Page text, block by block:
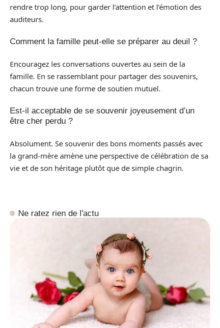
rendre trop long, pour garder l’attention et l’émotion des
auditeurs.
Comment la famille peut-elle se préparer au deuil ?
Encouragez les conversations ouvertes au sein de la
famille. En se rassemblant pour partager des souvenirs,
chacun trouve une forme de soutien mutuel.
Est-il acceptable de se souvenir joyeusement d’un
être cher perdu ?
Absolument. Se souvenir des bons moments passés avec
la grand-mère amène une perspective de célébration de sa
vie et de son héritage plutôt que de simple chagrin.
Ne ratez rien de l'actu